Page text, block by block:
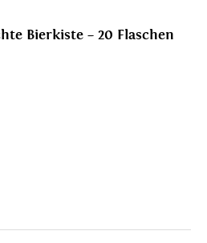
Bierkiste – 20 Flaschen